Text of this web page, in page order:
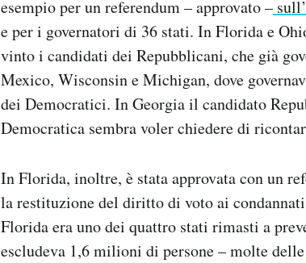
esempio per un referendum – approvato –
e per i governatori di 36 stati. In Florida e
vinto i candidati dei Repubblicani, che già
Mexico, Wisconsin e Michigan, dove
dei Democratici. In Georgia il candidato
Democratica sembra voler chiedere di
In Florida, inoltre, è stata approvata con un
la restituzione del diritto di voto ai
Florida era uno dei quattro stati rimasti a
escludeva 1,6 milioni di persone – molte